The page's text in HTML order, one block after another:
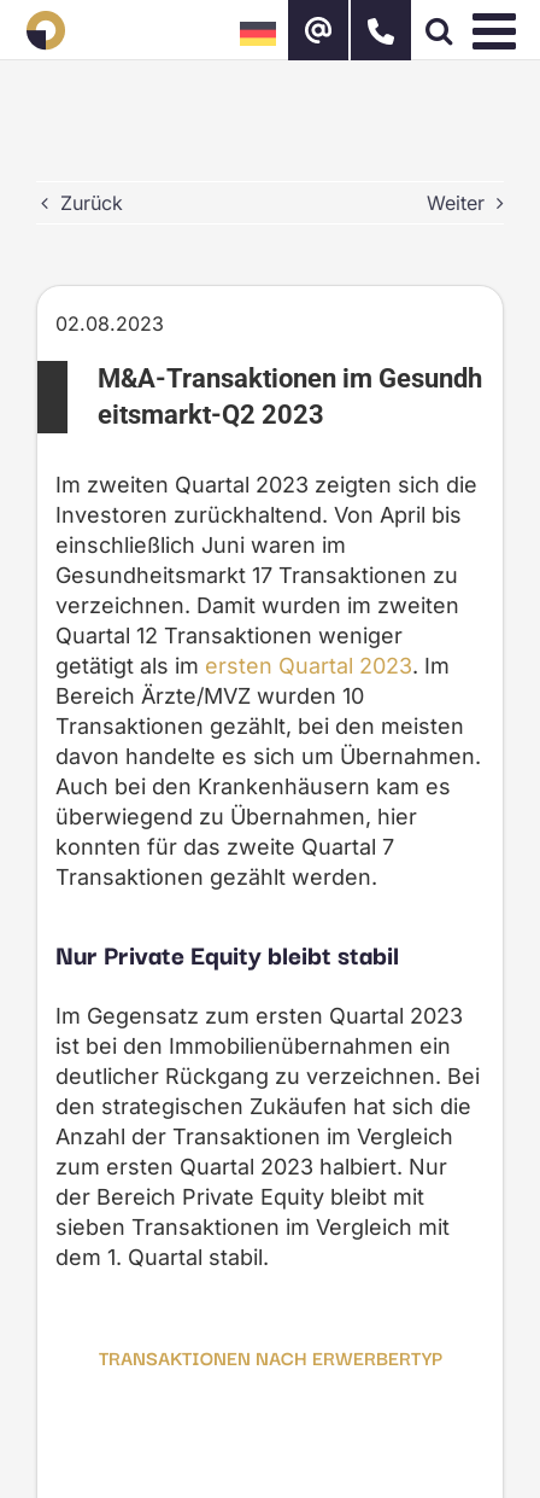
Zum
Inhalt
springen
Zurück Weiter
02.08.2023
M&A-Transaktionen im Gesundh
eitsmarkt-Q2 2023
Im zweiten Quartal 2023 zeigten sich die
Investoren zurückhaltend. Von April bis
einschließlich Juni waren im
Gesundheitsmarkt 17 Transaktionen zu
verzeichnen. Damit wurden im zweiten
Quartal 12 Transaktionen weniger
getätigt als im ersten Quartal 2023. Im
Bereich Ärzte/MVZ wurden 10
Transaktionen gezählt, bei den meisten
davon handelte es sich um Übernahmen.
Auch bei den Krankenhäusern kam es
überwiegend zu Übernahmen, hier
konnten für das zweite Quartal 7
Transaktionen gezählt werden.
Nur Private Equity bleibt stabil
Im Gegensatz zum ersten Quartal 2023
ist bei den Immobilienübernahmen ein
deutlicher Rückgang zu verzeichnen. Bei
den strategischen Zukäufen hat sich die
Anzahl der Transaktionen im Vergleich
zum ersten Quartal 2023 halbiert. Nur
der Bereich Private Equity bleibt mit
sieben Transaktionen im Vergleich mit
dem 1. Quartal stabil.
TRANSAKTIONEN NACH ERWERBERTYP